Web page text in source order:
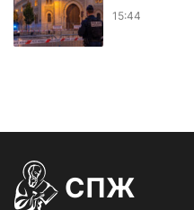
15:44
СПЖ